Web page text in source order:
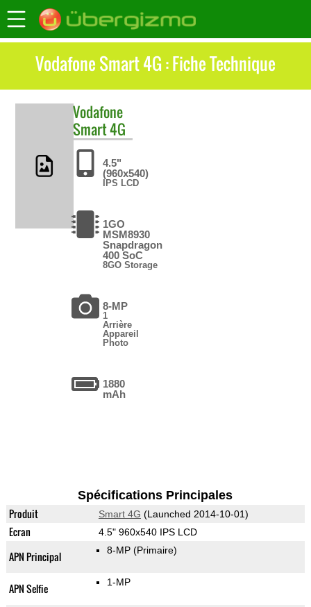
Vodafone Smart 4G : Fiche Technique
Vodafone
Smart 4G
4.5"
(960x540)
IPS LCD
1GO
MSM8930
Snapdragon
400 SoC
8GO Storage
8-MP
1
Arrière
Appareil
Photo
1880
mAh
Spécifications Principales
Produit Smart 4G (Launched 2014-10-01)
Ecran 4.5" 960x540 IPS LCD
APN Principal 8-MP (Primaire)
APN Selfie 1-MP